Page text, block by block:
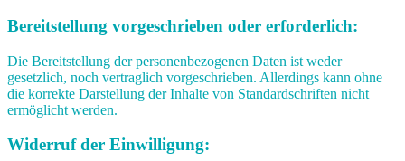
Bereitstellung vorgeschrieben oder erforderlich:
Die Bereitstellung der personenbezogenen Daten ist weder
gesetzlich, noch vertraglich vorgeschrieben. Allerdings kann ohne
die korrekte Darstellung der Inhalte von Standardschriften nicht
ermöglicht werden.
Widerruf der Einwilligung: